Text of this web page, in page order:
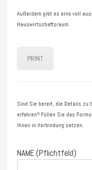
Außerdem gibt es eine voll
Hauswirtschaftsraum.
PRINT
Sind Sie bereit, die Details zu
erfahren? Füllen Sie das
Ihnen in Verbindung setzen.
NAME (Pflichtfeld)